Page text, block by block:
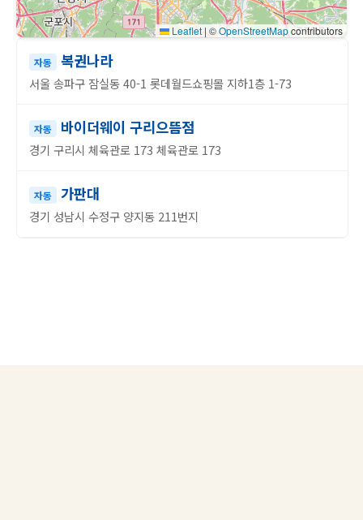
자동 복권나라
서울 송파구 잠실동 40-1 롯데월드쇼핑몰 지하1층 1-73
자동 바이더웨이 구리으뜸점
경기 구리시 체육관로 173 체육관로 173
자동 가판대
경기 성남시 수정구 양지동 211번지
Leaflet |©OpenStreetMapcontributors